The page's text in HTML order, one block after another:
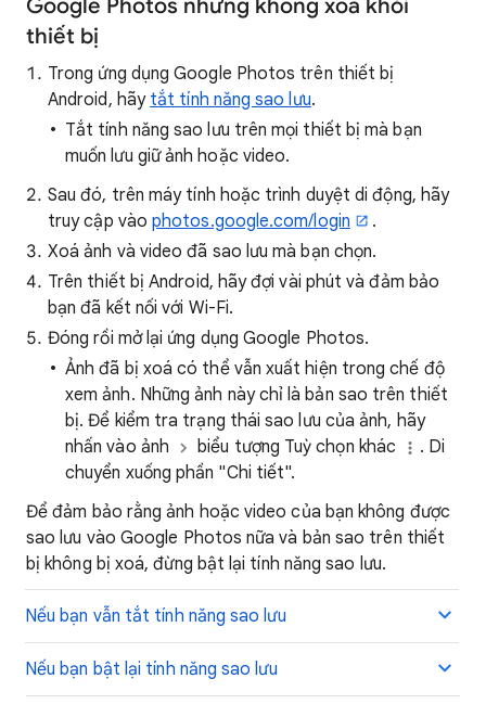
Google Photos nhưng không xoá khỏi
thiết bị
Trong ứng dụng Google Photos trên thiết bị
Android, hãy tắt tính năng sao lưu.
Tắt tính năng sao lưu trên mọi thiết bị mà bạn
muốn lưu giữ ảnh hoặc video.
Sau đó, trên máy tính hoặc trình duyệt di động, hãy
truy cập vàophotos.google.com/login
.
Xoá ảnh và video đã sao lưu mà bạn chọn.
Trên thiết bị Android, hãy đợi vài phút và đảm bảo
bạn đã kết nối với Wi-Fi.
Đóng rồi mở lại ứng dụng Google Photos.
Ảnh đã bị xoá có thể vẫn xuất hiện trong chế độ
xem ảnh. Những ảnh này chỉ là bản sao trên thiết
bị. Để kiểm tra trạng thái sao lưu của ảnh, hãy
nhấn vào ảnh
biểu tượng Tuỳ chọn khác
. Di
chuyển xuống phần "Chi tiết".
Để đảm bảo rằng ảnh hoặc video của bạn không được
sao lưu vào Google Photos nữa và bản sao trên thiết
bị không bị xoá, đừng bật lại tính năng sao lưu.
Nếu bạn vẫn tắt tính năng sao lưu
Nếu bạn bật lại tính năng sao lưu